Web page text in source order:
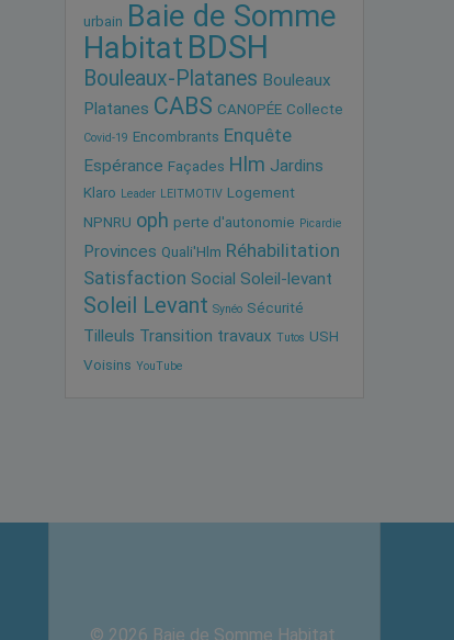
urbain Baie de Somme
Habitat BDSH
Bouleaux-Platanes Bouleaux
Platanes CABS CANOPÉE Collecte
Covid-19 Encombrants Enquête
Espérance Façades Hlm Jardins
Klaro Leader LEITMOTIV Logement
NPNRU oph perte d'autonomie Picardie
Provinces Quali'Hlm Réhabilitation
Satisfaction Social Soleil-levant
Soleil Levant Synéo Sécurité
Tilleuls Transition travaux Tutos USH
Voisins YouTube
© 2026 Baie de Somme Habitat.